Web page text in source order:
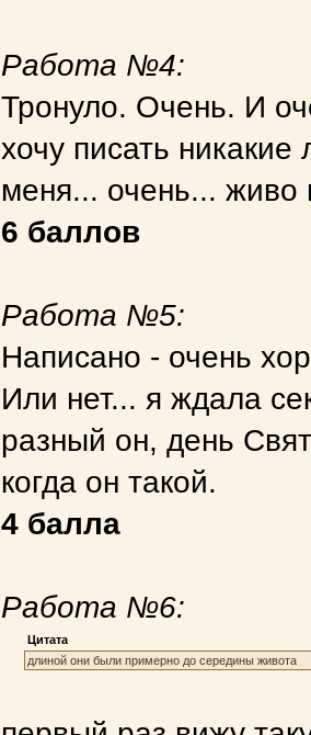
Работа №4:
Тронуло. Очень. И
хочу писать
меня... очень... живо
6 баллов
Работа №5:
Написано - очень
Или нет... я ждала
разный он, день
когда он такой.
4 балла
Работа №6:
Цитата
длиной они были примерно до середины живота